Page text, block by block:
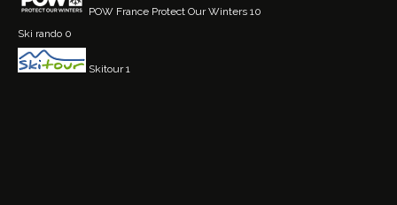
POW France Protect Our Winters 10
Ski rando 0
Skitour1